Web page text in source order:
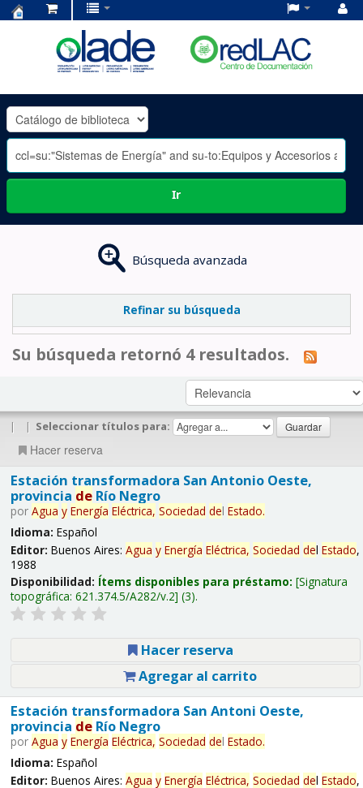
OLADE
-
Ir
Búsqueda avanzada
Refinar su búsqueda
Su búsqueda retornó 4 resultados.
| | Seleccionar títulos para:
Hacer reserva
Estación transformadora San Antonio Oeste,
provincia deRío Negro
por Agua y Energía Eléctrica, Sociedad del Estado.
Idioma: Español
Editor: Buenos Aires: Agua y Energía Eléctrica, Sociedad del Estado,
1988
Disponibilidad: Ítems disponibles para préstamo: Signatura
topográfica: 621.374.5/A282/v.2 (3).
Hacer reserva
Agregar al carrito
Estación transformadora San Antoni Oeste,
provincia deRío Negro
por Agua y Energía Eléctrica, Sociedad del Estado.
Idioma: Español
Editor: Buenos Aires: Agua y Energía Eléctrica, Sociedad del Estado,